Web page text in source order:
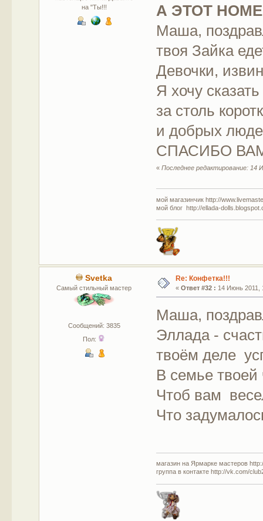
на "Ты!!!
А ЭТОТ
Маша,
твоя Зайка
Девочки,
Я хочу
за столь
и добрых
СПАСИБО
«Последнее редактирование: 14
мой магазинчик http://
мой блог http://ellada-
Svetka
Самый стильный мастер
Сообщений: 3835
Пол:
Re: Конфетка!!!
« Ответ #32 : 14 Июнь 2011,
Маша,
Эллада -
твоём деле
В семье твоей
Чтоб вам
Что
магазин на Ярмарке мастеров
группа в контакте http://vk.com/